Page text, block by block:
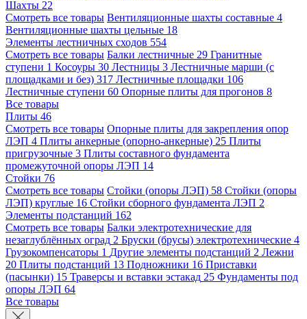
Шахты 22
Смотреть все товары Вентиляционные шахты составные 4
Вентиляционные шахты цельные 18
Элементы лестничных сходов 554
Смотреть все товары Балки лестничные 29 Гранитные
ступени 1 Косоуры 30 Лестницы 3 Лестничные марши (с
площадками и без) 317 Лестничные площадки 106
Лестничные ступени 60 Опорные плиты для прогонов 8
Все товары
Плиты 46
Смотреть все товары Опорные плиты для закрепления опор
ЛЭП 4 Плиты анкерные (опорно-анкерные) 25 Плиты
пригрузочные 3 Плиты составного фундамента
промежуточной опоры ЛЭП 14
Стойки 76
Смотреть все товары Стойки (опоры ЛЭП) 58 Стойки (опоры
ЛЭП) круглые 16 Стойки сборного фундамента ЛЭП 2
Элементы подстанций 162
Смотреть все товары Балки электротехнические для
незаглублённых оград 2 Бруски (брусы) электротехнические 4
Грузокомпенсаторы 1 Другие элементы подстанций 2 Лежни
20 Плиты подстанций 13 Подножники 16 Приставки
(пасынки) 15 Траверсы и вставки эстакад 25 Фундаменты под
опоры ЛЭП 64
Все товары